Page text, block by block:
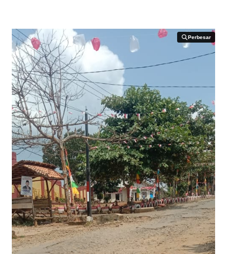
Perbesar
Perbesar